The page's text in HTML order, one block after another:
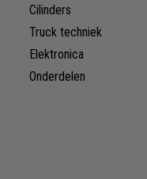
Cilinders
Truck techniek
Elektronica
Onderdelen